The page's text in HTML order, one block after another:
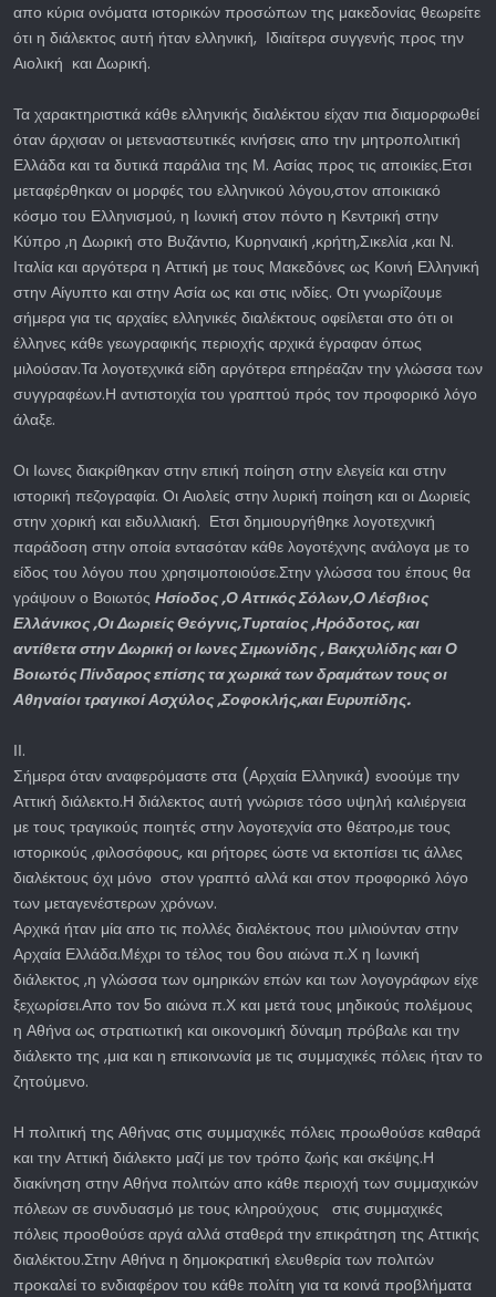
απο κύρια ονόματα ιστορικών προσώπων της μακεδονίας θεωρείτε
ότι η διάλεκτος αυτή ήταν ελληνική, Ιδιαίτερα συγγενής προς την
Αιολική και Δωρική.
Τα χαρακτηριστικά κάθε ελληνικής διαλέκτου είχαν πια διαμορφωθεί
όταν άρχισαν οι μετεναστευτικές κινήσεις απο την μητροπολιτική
Ελλάδα και τα δυτικά παράλια της Μ. Ασίας προς τις αποικίες.Ετσι
μεταφέρθηκαν οι μορφές του ελληνικού λόγου,στον αποικιακό
κόσμο του Ελληνισμού, η Ιωνική στον πόντο η Κεντρική στην
Κύπρο ,η Δωρική στο Βυζάντιο, Κυρηναική ,κρήτη,Σικελία ,και Ν.
Ιταλία και αργότερα η Αττική με τους Μακεδόνες ως Κοινή Ελληνική
στην Αίγυπτο και στην Ασία ως και στις ινδίες. Οτι γνωρίζουμε
σήμερα για τις αρχαίες ελληνικές διαλέκτους οφείλεται στο ότι οι
έλληνες κάθε γεωγραφικής περιοχής αρχικά έγραφαν όπως
μιλούσαν.Τα λογοτεχνικά είδη αργότερα επηρέαζαν την γλώσσα των
συγγραφέων.Η αντιστοιχία του γραπτού πρός τον προφορικό λόγο
άλαξε.
Οι Ιωνες διακρίθηκαν στην επική ποίηση στην ελεγεία και στην
ιστορική πεζογραφία. Οι Αιολείς στην λυρική ποίηση και οι Δωριείς
στην χορική και ειδυλλιακή. Ετσι δημιουργήθηκε λογοτεχνική
παράδοση στην οποία εντασόταν κάθε λογοτέχνης ανάλογα με το
είδος του λόγου που χρησιμοποιούσε.Στην γλώσσα του έπους θα
γράψουν ο Βοιωτός Ησίοδος ,Ο Αττικός Σόλων,Ο Λέσβιος
Ελλάνικος ,Οι Δωριείς Θεόγνις,Τυρταίος ,Ηρόδοτος, και
αντίθετα στην Δωρική οι Ιωνες Σιμωνίδης , Βακχυλίδης και Ο
Βοιωτός Πίνδαρος επίσης τα χωρικά των δραμάτων τους οι
Αθηναίοι τραγικοί Ασχύλος ,Σοφοκλής,και Ευρυπίδης.
ΙΙ.
Σήμερα όταν αναφερόμαστε στα (Αρχαία Ελληνικά) ενοούμε την
Αττική διάλεκτο.Η διάλεκτος αυτή γνώρισε τόσο υψηλή καλιέργεια
με τους τραγικούς ποιητές στην λογοτεχνία στο θέατρο,με τους
ιστορικούς ,φιλοσόφους, και ρήτορες ώστε να εκτοπίσει τις άλλες
διαλέκτους όχι μόνο στον γραπτό αλλά και στον προφορικό λόγο
των μεταγενέστερων χρόνων.
Αρχικά ήταν μία απο τις πολλές διαλέκτους που μιλιούνταν στην
Αρχαία Ελλάδα.Μέχρι το τέλος του 6ου αιώνα π.Χ η Ιωνική
διάλεκτος ,η γλώσσα των ομηρικών επών και των λογογράφων είχε
ξεχωρίσει.Απο τον 5ο αιώνα π.Χ και μετά τους μηδικούς πολέμους
η Αθήνα ως στρατιωτική και οικονομική δύναμη πρόβαλε και την
διάλεκτο της ,μια και η επικοινωνία με τις συμμαχικές πόλεις ήταν το
ζητούμενο.
Η πολιτική της Αθήνας στις συμμαχικές πόλεις προωθούσε καθαρά
και την Αττική διάλεκτο μαζί με τον τρόπο ζωής και σκέψης.Η
διακίνηση στην Αθήνα πολιτών απο κάθε περιοχή των συμμαχικών
πόλεων σε συνδυασμό με τους κληρούχους στις συμμαχικές
πόλεις προοθούσε αργά αλλά σταθερά την επικράτηση της Αττικής
διαλέκτου.Στην Αθήνα η δημοκρατική ελευθερία των πολιτών
προκαλεί το ενδιαφέρον του κάθε πολίτη για τα κοινά προβλήματα